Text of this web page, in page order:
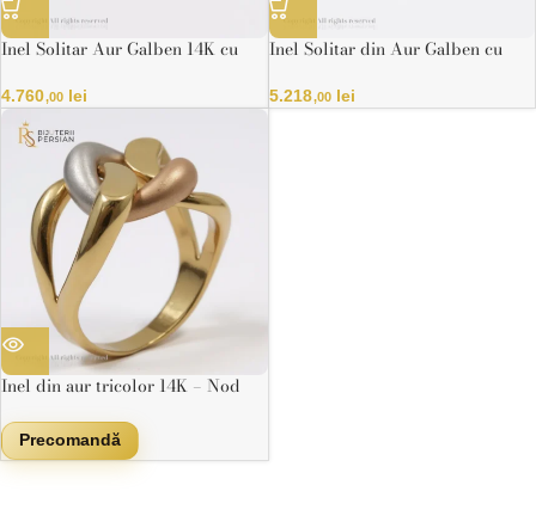
Inel Solitar Aur Galben 14K cu
Model Clasic Elegant
4.760,00 lei
Inel Solitar din Aur Galben cu
Pietre
5.218,00lei
Inel din aur tricolor 14K – Nod
Precomandă